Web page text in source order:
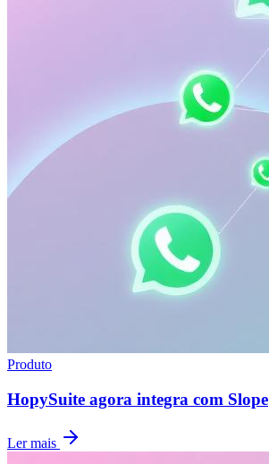
Produto
HopySuite agora integra com Slope
Ler mais